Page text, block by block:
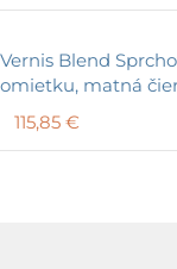
Blend
matná
115,85 €